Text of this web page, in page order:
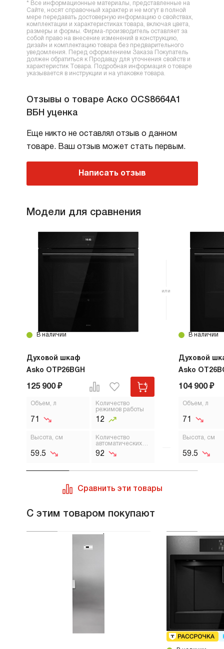
* Все информационные материалы, представленные на
Сайте, носят справочный характер и не могут в полной
мере передавать достоверную информацию о свойствах,
комплектации и характеристиках товара, включая цвета,
размеры и формы. Фирма-производитель оставляет за
собой право на внесение изменений в конструкцию,
дизайн и комплектацию товара без предварительного
уведомления. Перед оформлением Заказа Покупатель
должен обратиться к Продавцу для уточнения свойств и
характеристик Товара. Подробная информация о товаре
указывается в инструкции и на упаковке товара.
Отзывы о товаре Аско OCS8664A1
ВБН уценка
Еще никто не оставлял отзыв о данном
товаре. Ваш отзыв может стать первым.
Написать отзыв
Модели для сравнения
В наличии
Духовой шкаф
Asko OTP26BGH
125 900 ₽
Объем, л
71
Количество
режимов работы
12
Высота, см
59.5
Количество
автоматических
программ
92
В наличии
Духовой
Asko
104 900 ₽
Объем, л
71
Высота, см
59.5
Сравнить эти товары
С этим товаром покупают